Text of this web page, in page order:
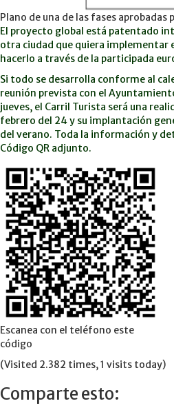
Plano de una de las fases aprobadas
El proyecto global está patentado
otra ciudad que quiera implementar
hacerlo a través de la participada
Si todo se desarrolla conforme al
reunión prevista con el
jueves, el Carril Turista será una
febrero del 24 y su implantación
del verano. Toda la información y
Código QR adjunto.
Escanea con el teléfono este
código
(Visited 2.382 times, 1 visits today)
Comparte esto: